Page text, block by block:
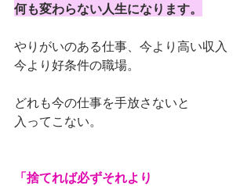
何も変わらない人生になります。
やりがいのある仕事、今より高い収入
今より好条件の職場。
どれも今の仕事を手放さないと
入ってこない。
「捨てれば必ずそれより